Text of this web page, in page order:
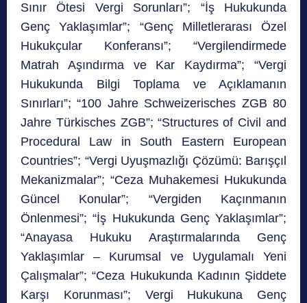
Sınır Ötesi Vergi Sorunları”; “İş Hukukunda
Genç Yaklaşımlar”; “Genç Milletlerarası Özel
Hukukçular Konferansı”; “Vergilendirmede
Matrah Aşındırma ve Kar Kaydırma”; “Vergi
Hukukunda Bilgi Toplama ve Açıklamanın
Sınırları”; “100 Jahre Schweizerisches ZGB 80
Jahre Türkisches ZGB”; “Structures of Civil and
Procedural Law in South Eastern European
Countries”; “Vergi Uyuşmazlığı Çözümü: Barışçıl
Mekanizmalar”; “Ceza Muhakemesi Hukukunda
Güncel Konular”; “Vergiden Kaçınmanın
Önlenmesi”; “İş Hukukunda Genç Yaklaşımlar”;
“Anayasa Hukuku Araştırmalarında Genç
Yaklaşımlar – Kurumsal ve Uygulamalı Yeni
Çalışmalar”; “Ceza Hukukunda Kadının Şiddete
Karşı Korunması”; Vergi Hukukuna Genç